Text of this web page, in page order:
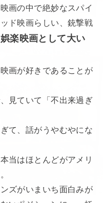
画の中で絶妙なスパイ
ド映画らしい、銃撃戦
娯楽映画として大い
画が好きであることが
見ていて「不出来過ぎ
て、話がうやむやにな
当はほとんどがアメリ
ズがいまいち面白みが